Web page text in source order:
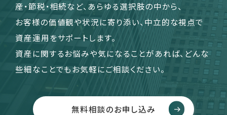
産・節税・相続など、あらゆる選択肢の中から、
お客様の価値観や状況に寄り添い、中立的な視点で
資産運用をサポートします。
資産に関するお悩みや気になることがあれば、どんな
些細なことでもお気軽にご相談ください。
無料相談のお申し込み